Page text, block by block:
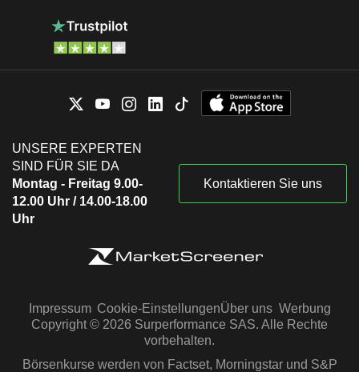
UNSERE EXPERTEN
SIND FÜR SIE DA
Montag - Freitag 9.00-
12.00 Uhr / 14.00-18.00
Uhr
Kontaktieren Sie uns
Impressum Cookie-EinstellungenÜber uns Werbung
Copyright © 2026 Surperformance SAS. Alle Rechte
vorbehalten.
Börsenkurse werden von Factset, Morningstar und S&P